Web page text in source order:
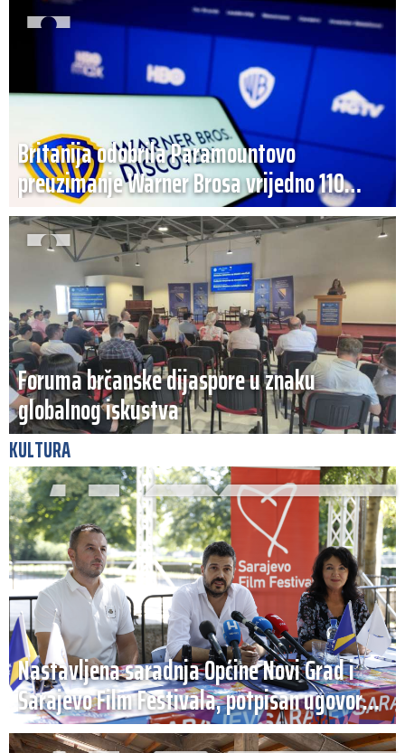
Britanija odobrila Paramountovo
preuzimanje Warner Brosa vrijedno 110
milijardi dolara
Foruma brčanske dijaspore u znaku
globalnog iskustva
KULTURA
Nastavljena saradnja Općine Novi Grad i
Sarajevo Film Festivala, potpisan ugovor
(VIDEO)